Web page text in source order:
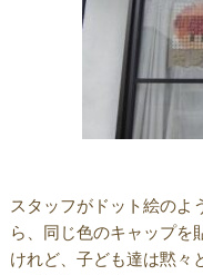
スタッフがドット絵のよ
ら、同じ色のキャップを
けれど、子ども達は黙々